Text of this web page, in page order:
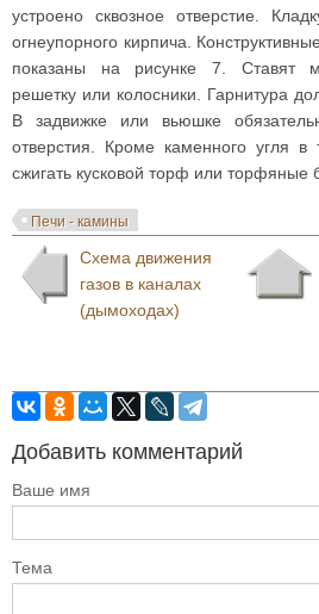
устроено сквозное отверстие.
огнеупорного кирпича.
показаны на рисунке 7. Ставят
решетку или колосники. Гарнитура
В задвижке или вьюшке
отверстия. Кроме каменного угля в
сжигать кусковой торф или торфяные
Печи - камины
Схема движения
газов в каналах
(дымоходах)
Добавить комментарий
Ваше имя
Тема